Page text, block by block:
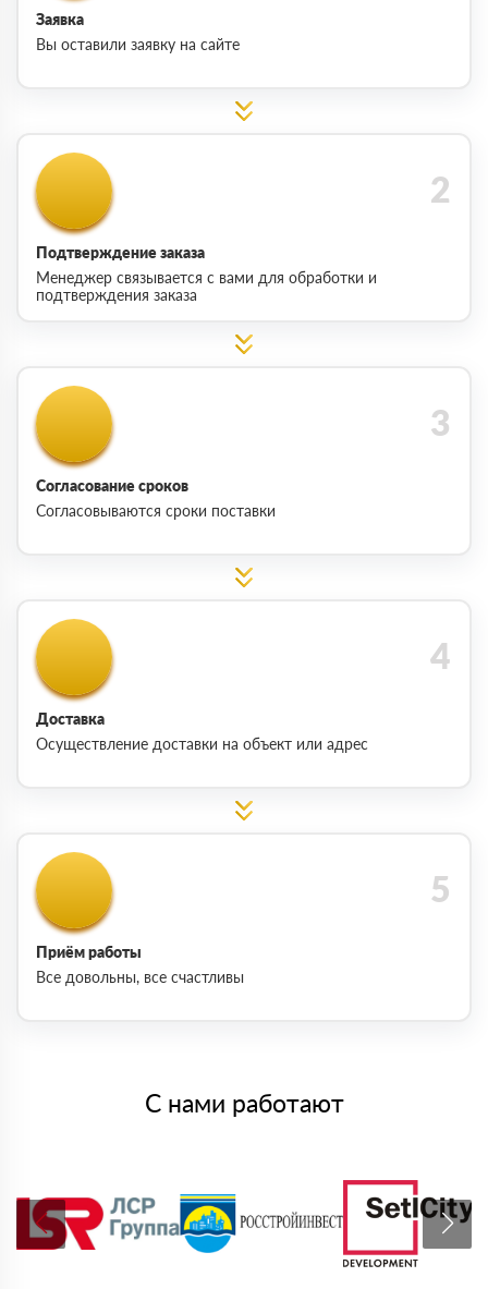
Заявка
Вы оставили заявку на сайте
Подтверждение заказа
Менеджер связывается с вами для обработки и
подтверждения заказа
Согласование сроков
Согласовываются сроки поставки
Доставка
Осуществление доставки на объект или адрес
Приём работы
Все довольны, все счастливы
С нами работают